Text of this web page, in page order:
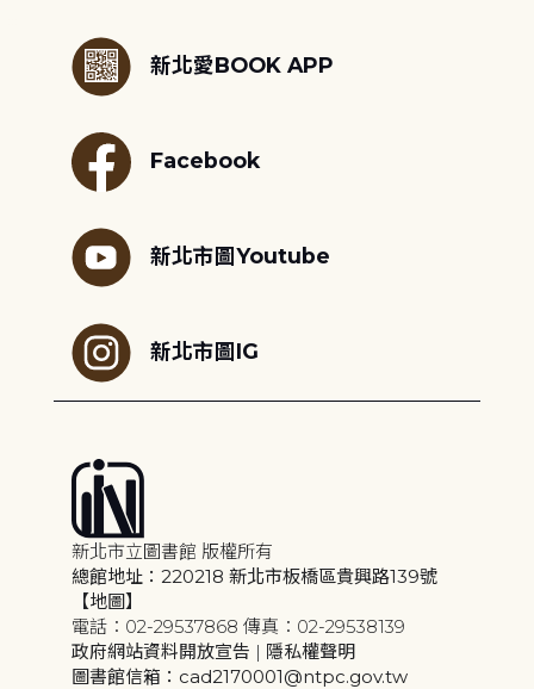
新北愛BOOK APP
Facebook
新北市圖Youtube
新北市圖IG
新北市立圖書館 版權所有
總館地址：220218 新北市板橋區貴興路139號
【地圖】
電話：02-29537868 傳真：02-29538139
政府網站資料開放宣告 | 隱私權聲明
圖書館信箱：cad2170001@ntpc.gov.tw